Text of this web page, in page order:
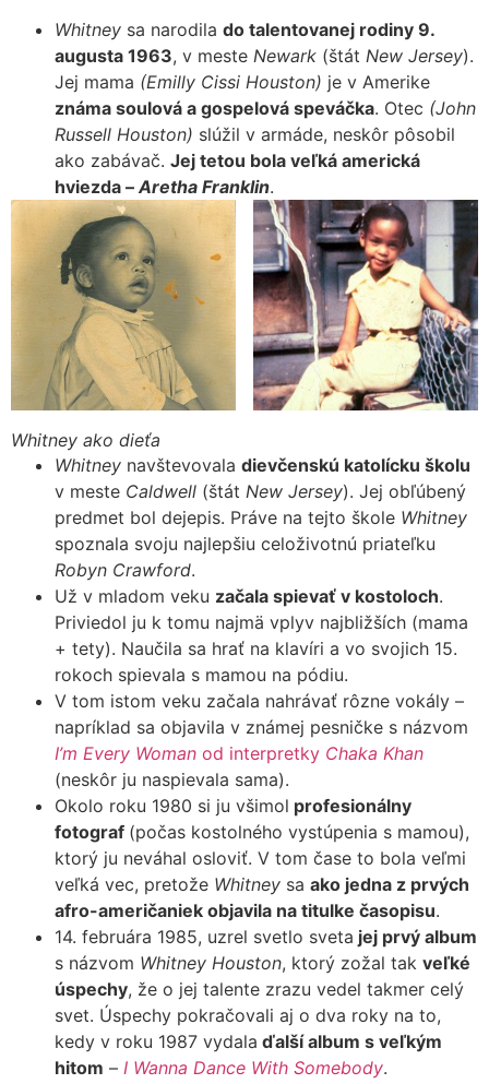
Whitney sa narodila do talentovanej rodiny 9.
augusta 1963, v meste Newark (štát New Jersey).
Jej mama (Emilly Cissi Houston) je v Amerike
známa soulová a gospelová speváčka. Otec (John
Russell Houston) slúžil v armáde, neskôr pôsobil
ako zabávač. Jej tetou bola veľká americká
hviezda – Aretha Franklin.
Whitney ako dieťa
Whitney navštevovala dievčenskú katolícku školu
v meste Caldwell (štát New Jersey). Jej obľúbený
predmet bol dejepis. Práve na tejto škole Whitney
spoznala svoju najlepšiu celoživotnú priateľku
Robyn Crawford.
Už v mladom veku začala spievať v kostoloch.
Priviedol ju k tomu najmä vplyv najbližších (mama
+ tety). Naučila sa hrať na klavíri a vo svojich 15.
rokoch spievala s mamou na pódiu.
V tom istom veku začala nahrávať rôzne vokály –
napríklad sa objavila v známej pesničke s názvom
I’m Every Woman od interpretky Chaka Khan
(neskôr ju naspievala sama).
Okolo roku 1980 si ju všimol profesionálny
fotograf (počas kostolného vystúpenia s mamou),
ktorý ju neváhal osloviť. V tom čase to bola veľmi
veľká vec, pretože Whitney sa ako jedna z prvých
afro-američaniek objavila na titulke časopisu.
14. februára 1985, uzrel svetlo sveta jej prvý album
s názvom Whitney Houston, ktorý zožal tak veľké
úspechy, že o jej talente zrazu vedel takmer celý
svet. Úspechy pokračovali aj o dva roky na to,
kedy v roku 1987 vydala ďalší album s veľkým
hitom – I Wanna Dance With Somebody.